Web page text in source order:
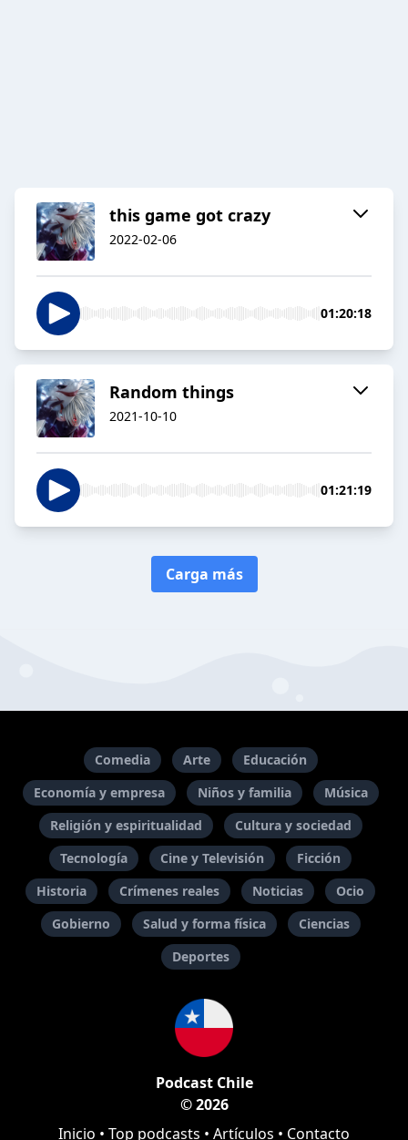
this game got crazy
2022-02-06
01:20:18
Random things
2021-10-10
01:21:19
Carga más
Comedia Arte
Educación
Economía y empresa
Niños y familia
Música
Religión y espiritualidad
Cultura y sociedad
Tecnología
Cine y Televisión
Ficción
Historia
Crímenes reales Noticias
Ocio
Gobierno
Salud y forma física
Ciencias
Deportes
Podcast Chile
© 2026
Inicio • Top podcasts • Artículos • Contacto